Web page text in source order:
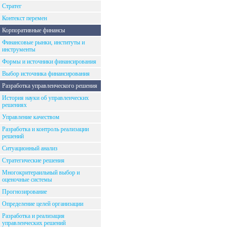
Стратег
Контекст перемен
Корпоративные финансы
Финансовые рынки, институты и
инструменты
Формы и источники финансирования
Выбор источника финансирования
Разработка управленческого решения
История науки об управленческих
решениях
Управление качеством
Разработка и контроль реализации
решений
Ситуационный анализ
Стратегические решения
Многокритераильный выбор и
оценочные системы
Прогнозирование
Определение целей организации
Разработка и реализация
управленческих решений